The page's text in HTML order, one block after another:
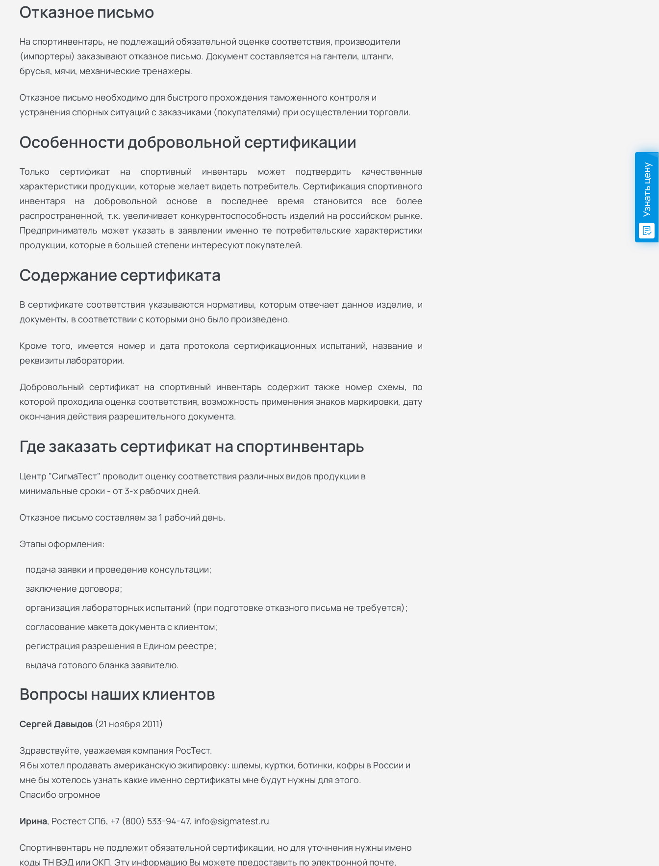
Отказное письмо
На спортинвентарь, не подлежащий обязательной оценке соответствия, производители
(импортеры) заказывают отказное письмо. Документ составляется на гантели, штанги,
брусья, мячи, механические тренажеры.
Отказное письмо необходимо для быстрого прохождения таможенного контроля и
устранения спорных ситуаций с заказчиками (покупателями) при осуществлении торговли.
Особенности добровольной сертификации
Только сертификат на спортивный инвентарь может подтвердить качественные
характеристики продукции, которые желает видеть потребитель. Сертификация спортивного
инвентаря на добровольной основе в последнее время становится все более
распространенной, т.к. увеличивает конкурентоспособность изделий на российском рынке.
Предприниматель может указать в заявлении именно те потребительские характеристики
продукции, которые в большей степени интересуют покупателей.
Содержание сертификата
В сертификате соответствия указываются нормативы, которым отвечает данное изделие, и
документы, в соответствии с которыми оно было произведено.
Кроме того, имеется номер и дата протокола сертификационных испытаний, название и
реквизиты лаборатории.
Добровольный сертификат на спортивный инвентарь содержит также номер схемы, по
которой проходила оценка соответствия, возможность применения знаков маркировки, дату
окончания действия разрешительного документа.
Где заказать сертификат на спортинвентарь
Центр "СигмаТест" проводит оценку соответствия различных видов продукции в
минимальные сроки - от 3-х рабочих дней.
Отказное письмо составляем за 1 рабочий день.
Этапы оформления:
подача заявки и проведение консультации;
заключение договора;
организация лабораторных испытаний (при подготовке отказного письма не требуется);
согласование макета документа с клиентом;
регистрация разрешения в Едином реестре;
выдача готового бланка заявителю.
Вопросы наших клиентов
Сергей Давыдов (21 ноября 2011)
Здравствуйте, уважаемая компания РосТест.
Я бы хотел продавать американскую экипировку: шлемы, куртки, ботинки, кофры в России и
мне бы хотелось узнать какие именно сертификаты мне будут нужны для этого.
Спасибо огромное
Ирина, Ростест СПб, +7 (800) 533-94-47, info@sigmatest.ru
Спортинвентарь не подлежит обязательной сертификации, но для уточнения нужны имено
коды ТН ВЭД или ОКП. Эту информацию Вы можете предоставить по электронной почте,
Узнать цену